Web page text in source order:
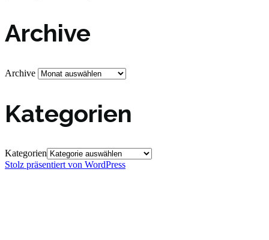
Archive
Archive
Kategorien
Kategorien
Stolz präsentiert von WordPress